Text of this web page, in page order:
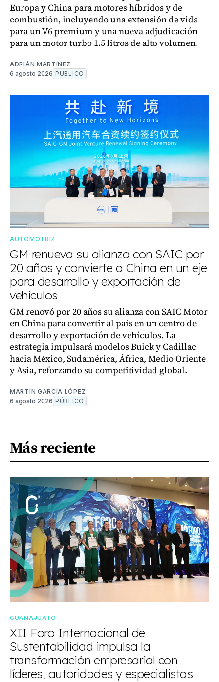
Europa y China para motores híbridos y de
combustión, incluyendo una extensión de vida
para un V6 premium y una nueva adjudicación
para un motor turbo 1.5 litros de alto volumen.
ADRIÁN MARTÍNEZ
6 agosto 2026 PÚBLICO
AUTOMOTRIZ
GM renueva su alianza con SAIC por
20 años y convierte a China en un eje
para desarrollo y exportación de
vehículos
GM renovó por 20 años su alianza con SAIC Motor
en China para convertir al país en un centro de
desarrollo y exportación de vehículos. La
estrategia impulsará modelos Buick y Cadillac
hacia México, Sudamérica, África, Medio Oriente
y Asia, reforzando su competitividad global.
MARTÍN GARCÍA LÓPEZ
6 agosto 2026 PÚBLICO
Más reciente
GUANAJUATO
XII Foro Internacional de
Sustentabilidad impulsa la
transformación empresarial con
líderes, autoridades y especialistas